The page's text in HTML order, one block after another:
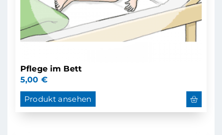
Pflege im Bett
5,00 €
Produkt ansehen